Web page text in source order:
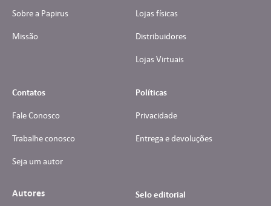
Sobre a Papirus
Missão
Lojas físicas
Distribuidores
Lojas Virtuais
Contatos
Fale Conosco
Trabalhe conosco
Seja um autor
Políticas
Privacidade
Entrega e devoluções
Autores
Selo editorial